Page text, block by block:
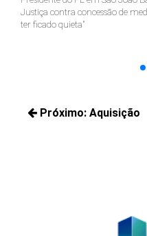
Justiça contra concessão de
ter ficado quieta"
Navegação
Próximo: Aquisição